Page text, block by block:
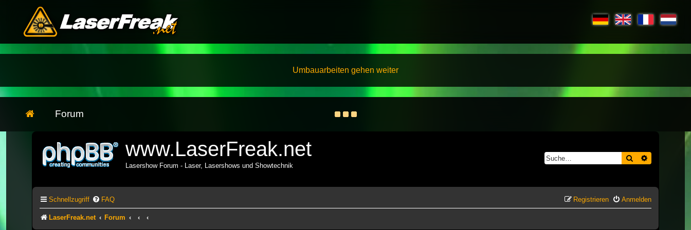
Umbauarbeiten gehen weiter
Forum
www.LaserFreak.net
Lasershow Forum - Laser, Lasershows und Showtechnik
Suche
Schnellzugriff FAQ Anmelden
Registrieren
LaserFreak.net Forum